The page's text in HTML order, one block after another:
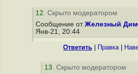
12. Скрыто модератором
Сообщение от Железный
Янв-21, 20:44
Ответить Правка|
13. Скрыто модератором